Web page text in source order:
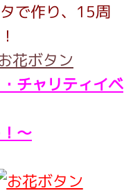
で作り、15周
チャリティイベ
～
・占い)